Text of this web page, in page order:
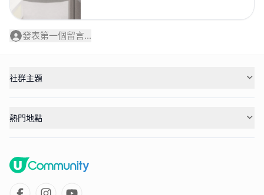
發表第一個留言...
社群主題
熱門地點